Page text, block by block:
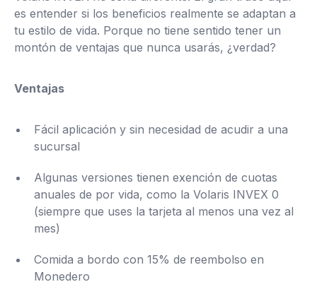
es entender si los beneficios realmente se adaptan a
tu estilo de vida. Porque no tiene sentido tener un
montón de ventajas que nunca usarás, ¿verdad?
Ventajas
Fácil aplicación y sin necesidad de acudir a una
sucursal
Algunas versiones tienen exención de cuotas
anuales de por vida, como la Volaris INVEX 0
(siempre que uses la tarjeta al menos una vez al
mes)
Comida a bordo con 15% de reembolso en
Monedero